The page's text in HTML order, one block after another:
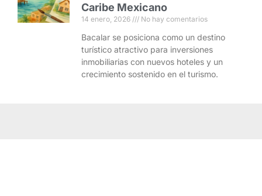
Caribe Mexicano
14 enero, 2026 No hay comentarios
Bacalar se posiciona como un destino
turístico atractivo para inversiones
inmobiliarias con nuevos hoteles y un
crecimiento sostenido en el turismo.